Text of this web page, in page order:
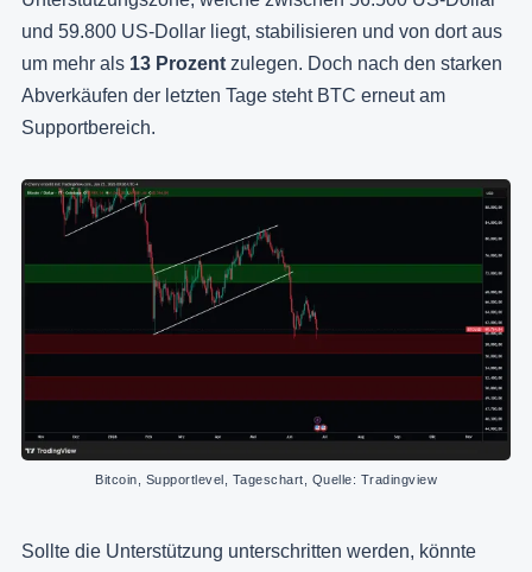
und 59.800 US-Dollar liegt, stabilisieren und von dort aus
um mehr als 13 Prozent zulegen. Doch nach den starken
Abverkäufen der letzten Tage steht BTC erneut am
Supportbereich.
Bitcoin, Supportlevel, Tageschart, Quelle: Tradingview
Sollte die Unterstützung unterschritten werden, könnte